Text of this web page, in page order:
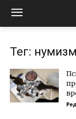
Тег: